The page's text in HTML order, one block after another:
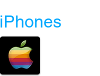
iPhones